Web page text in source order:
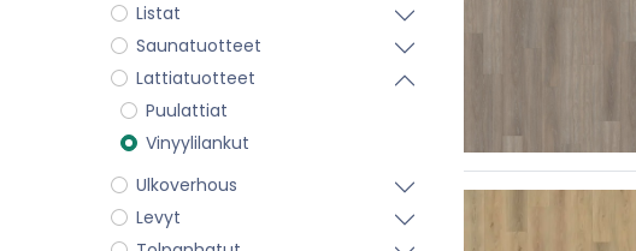
Listat
Saunatuotteet
Lattiatuotteet
Puulattiat
Vinyylilankut
Ulkoverhous
Levyt